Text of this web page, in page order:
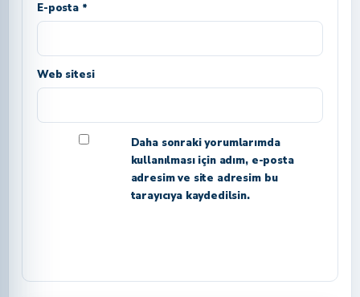
E-posta *
Web sitesi
Daha sonraki yorumlarımda
kullanılması için adım, e-posta
adresim ve site adresim bu
tarayıcıya kaydedilsin.